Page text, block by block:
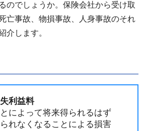
のでしょうか。保険会社から受け取
亡事故、物損事故、人身事故のそれ
介します。
利益料
によって将来得られるはず
れなくなることによる損害